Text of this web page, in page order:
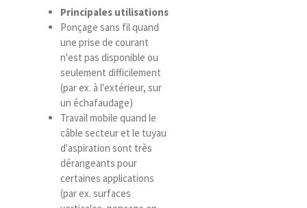
Principales utilisations
Ponçage sans fil quand
une prise de courant
n'est pas disponible ou
seulement difficilement
(par ex. à l'extérieur, sur
un échafaudage)
Travail mobile quand le
câble secteur et le tuyau
d'aspiration sont très
dérangeants pour
certaines applications
(par ex. surfaces